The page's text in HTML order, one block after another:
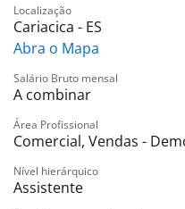
Moto;
Ensino Médio completo;
Desejável experiência na
Benefícios:
VALE REFEIÇÃO: R$ 25,00
AJUDA DE CUSTO
PLANO DE SAÚDE.
Localização
Cariacica - ES
Abra o Mapa
Salário Bruto mensal
A combinar
Área Profissional
Comercial, Vendas -
Nível hierárquico
Assistente